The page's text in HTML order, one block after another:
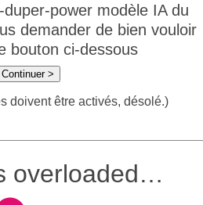
power modèle IA du
demander de bien vouloir
bouton ci-dessous
Continuer >
doivent être activés, désolé.)
overloaded…